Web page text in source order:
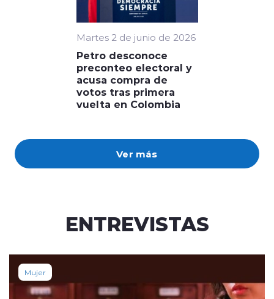
Ver más
Martes 2 de junio de 2026
Petro desconoce
preconteo electoral y
acusa compra de
votos tras primera
vuelta en Colombia
ENTREVISTAS
Mujer